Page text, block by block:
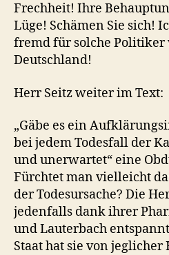
Frechheit! Ihre
Lüge! Schämen Sie sich!
fremd für solche Politiker
Deutschland!
Herr Seitz weiter im Text:
„Gäbe es ein
bei jedem Todesfall der
und unerwartet“ eine
Fürchtet man vielleicht
der Todesursache? Die
jedenfalls dank ihrer
und Lauterbach
Staat hat sie von